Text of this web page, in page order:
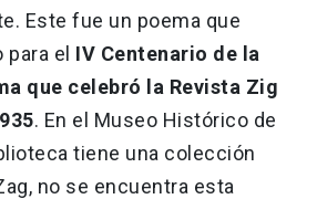
Este fue un poema que
el IV Centenario de la
que celebró la Revista Zig
. En el Museo Histórico de
tiene una colección
no se encuentra esta